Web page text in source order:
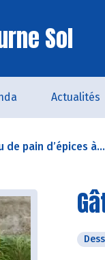
Sol
Actualités
de pain d’épices à...